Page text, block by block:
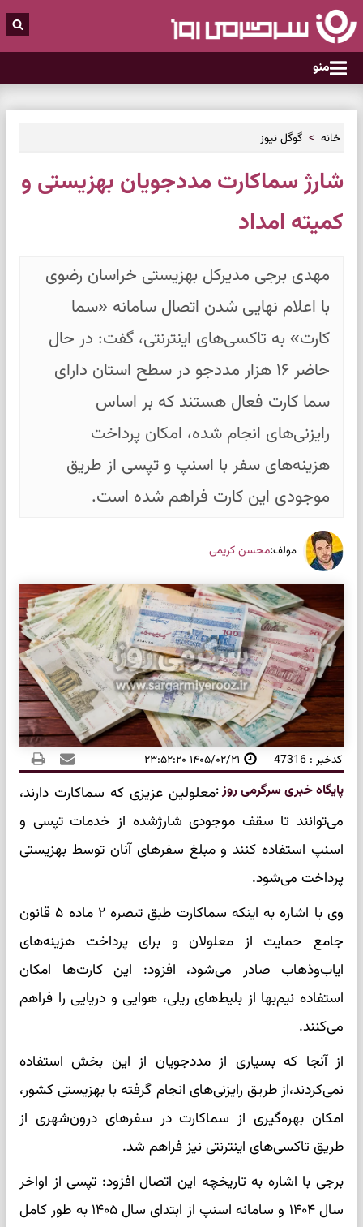
منو
خانه گوگل نیوز
شارژ سماکارت مددجویان بهزیستی و
کمیته امداد
مهدی برجی مدیرکل بهزیستی خراسان رضوی
با اعلام نهایی شدن اتصال سامانه «سما
کارت» به تاکسی‌های اینترنتی، گفت: در حال
حاضر ۱۶ هزار مددجو در سطح استان دارای
سما کارت فعال هستند که بر اساس
رایزنی‌های انجام شده، امکان پرداخت
هزینه‌های سفر با اسنپ و تپسی از طریق
موجودی این کارت فراهم شده است.
مولف:محسن کریمی
کدخبر : 47316 ۱۴۰۵/۰۲/۲۱ ۲۳:۵۲:۲۰
پایگاه خبری سرگرمی روز:معلولین عزیزی که سماکارت دارند،
می‌توانند تا سقف موجودی شارژشده از خدمات تپسی و
اسنپ استفاده کنند و مبلغ سفرهای آنان توسط بهزیستی
پرداخت می‌شود.
وی با اشاره به اینکه سماکارت طبق تبصره ۲ ماده ۵ قانون
جامع حمایت از معلولان و برای پرداخت هزینه‌های
ایاب‌وذهاب صادر می‌شود، افزود: این کارت‌ها امکان
استفاده نیم‌بها از بلیط‌های ریلی، هوایی و دریایی را فراهم
می‌کنند.
از آنجا که بسیاری از مددجویان از این بخش استفاده
نمی‌کردند،از طریق رایزنی‌های انجام گرفته با بهزیستی کشور،
امکان بهره‌گیری از سماکارت در سفرهای درون‌شهری از
طریق تاکسی‌های اینترنتی نیز فراهم شد.
برجی با اشاره به تاریخچه این اتصال افزود: تپسی از اواخر
سال ۱۴۰۴ و سامانه اسنپ از ابتدای سال ۱۴۰۵ به طور کامل